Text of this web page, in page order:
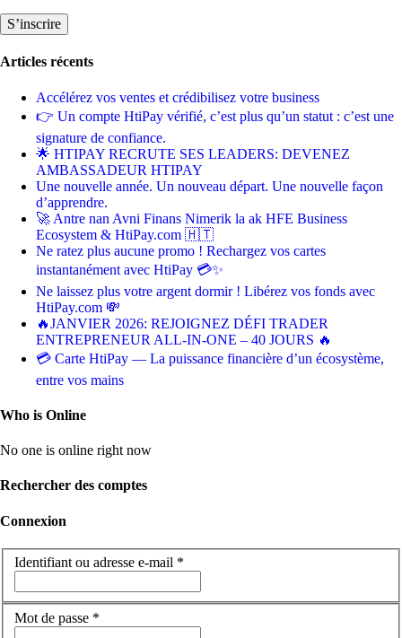
S’inscrire
Articles récents
Accélérez vos ventes et crédibilisez votre business
👉 Un compte HtiPay vérifié, c’est plus qu’un statut : c’est une
signature de confiance.
🌟 HTIPAY RECRUTE SES LEADERS: DEVENEZ
AMBASSADEUR HTIPAY
Une nouvelle année. Un nouveau départ. Une nouvelle façon
d’apprendre.
🚀 Antre nan Avni Finans Nimerik la ak HFE Business
Ecosystem & HtiPay.com 🇭🇹
Ne ratez plus aucune promo ! Rechargez vos cartes
instantanément avec HtiPay 💳✨
Ne laissez plus votre argent dormir ! Libérez vos fonds avec
HtiPay.com 💸
🔥JANVIER 2026: REJOIGNEZ DÉFI TRADER
ENTREPRENEUR ALL-IN-ONE – 40 JOURS 🔥
💳 Carte HtiPay — La puissance financière d’un écosystème,
entre vos mains
Who is Online
No one is online right now
Rechercher des comptes
Connexion
Identifiant ou adresse e-mail *
Mot de passe *